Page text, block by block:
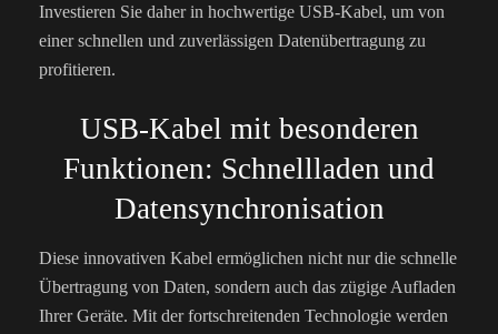
Investieren Sie daher in hochwertige USB-Kabel, um von
einer schnellen und zuverlässigen Datenübertragung zu
profitieren.
USB-Kabel mit besonderen
Funktionen: Schnellladen und
Datensynchronisation
Diese innovativen Kabel ermöglichen nicht nur die schnelle
Übertragung von Daten, sondern auch das zügige Aufladen
Ihrer Geräte. Mit der fortschreitenden Technologie werden